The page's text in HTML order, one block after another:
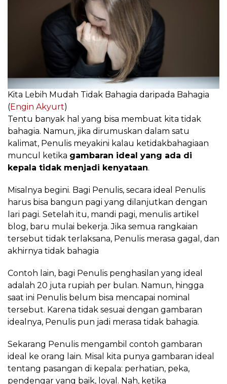
Kita Lebih Mudah Tidak Bahagia daripada Bahagia
(Engin Akyurt)
Tentu banyak hal yang bisa membuat kita tidak
bahagia. Namun, jika dirumuskan dalam satu
kalimat, Penulis meyakini kalau ketidakbahagiaan
muncul ketika gambaran ideal yang ada di
kepala tidak menjadi kenyataan.
Misalnya begini. Bagi Penulis, secara ideal Penulis
harus bisa bangun pagi yang dilanjutkan dengan
lari pagi. Setelah itu, mandi pagi, menulis artikel
blog, baru mulai bekerja. Jika semua rangkaian
tersebut tidak terlaksana, Penulis merasa gagal, dan
akhirnya tidak bahagia
Contoh lain, bagi Penulis penghasilan yang ideal
adalah 20 juta rupiah per bulan. Namun, hingga
saat ini Penulis belum bisa mencapai nominal
tersebut. Karena tidak sesuai dengan gambaran
idealnya, Penulis pun jadi merasa tidak bahagia.
Sekarang Penulis mengambil contoh gambaran
ideal ke orang lain. Misal kita punya gambaran ideal
tentang pasangan di kepala: perhatian, peka,
pendengar yang baik, loyal. Nah, ketika